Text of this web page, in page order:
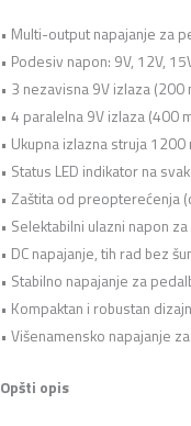
• Multi-output napajanje za
• Podesiv napon: 9V, 12V,
• 3 nezavisna 9V izlaza (200
• 4 paralelna 9V izlaza (400
• Ukupna izlazna struja 1200
• Status LED indikator na
• Zaštita od preopterećenja
• Selektabilni ulazni napon
• DC napajanje, tih rad bez
• Stabilno napajanje za
• Kompaktan i robustan dizajn
• Višenamensko napajanje
Opšti opis